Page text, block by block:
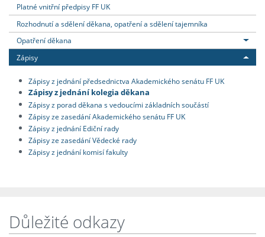
Platné vnitřní předpisy FF UK
Rozhodnutí a sdělení děkana, opatření a sdělení tajemníka
Opatření děkana
Zápisy
Zápisy z jednání předsednictva Akademického senátu FF UK
Zápisy z jednání kolegia děkana
Zápisy z porad děkana s vedoucími základních součástí
Zápisy ze zasedání Akademického senátu FF UK
Zápisy z jednání Ediční rady
Zápisy ze zasedání Vědecké rady
Zápisy z jednání komisí fakulty
Důležité odkazy